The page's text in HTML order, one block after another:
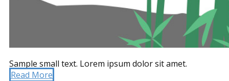
Sample small text. Lorem ipsum dolor sit amet.
Read More